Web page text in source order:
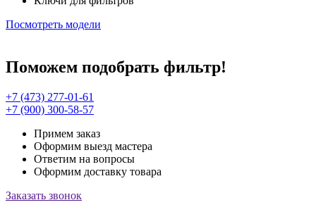
Посмотреть модели
Поможем подобрать фильтр!
+7 (473) 277-01-61
+7 (900) 300-58-57
Примем заказ
Оформим выезд мастера
Ответим на вопросы
Оформим доставку товара
Заказать звонок